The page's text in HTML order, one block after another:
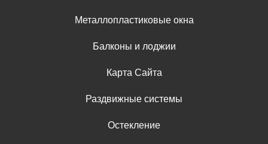
Металлопластиковые окна
Балконы и лоджии
Карта Сайта
Раздвижные системы
Остекление